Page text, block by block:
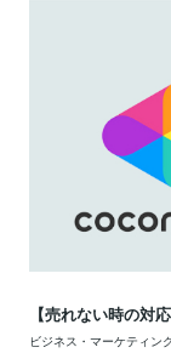
【売れない時の対
ビジネス・マーケティン